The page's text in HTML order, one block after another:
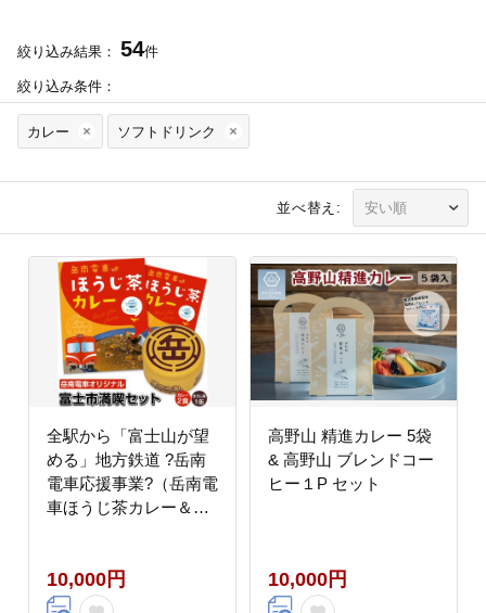
絞り込み結果： 54件
絞り込み条件：
カレー ソフトドリンク
並べ替え:
全駅から「富士山が望
める」地方鉄道 ?岳南
電車応援事業?（岳南電
車ほうじ茶カレー＆機
茶）富士市満喫セッ
ト） [sf002-213]
10,000円
高野山 精進カレー 5袋
& 高野山 ブレンドコー
ヒー１P セット
10,000円